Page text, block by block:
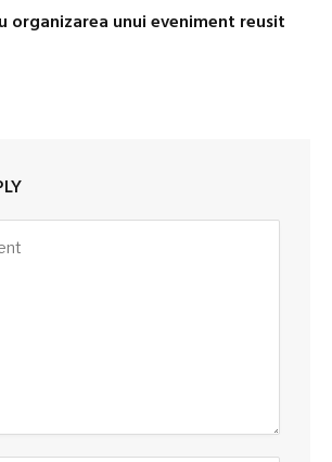
organizarea unui eveniment reusit